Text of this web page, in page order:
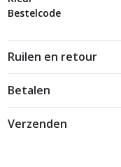
Bestelcode
Ruilen en retour
Betalen
Verzenden